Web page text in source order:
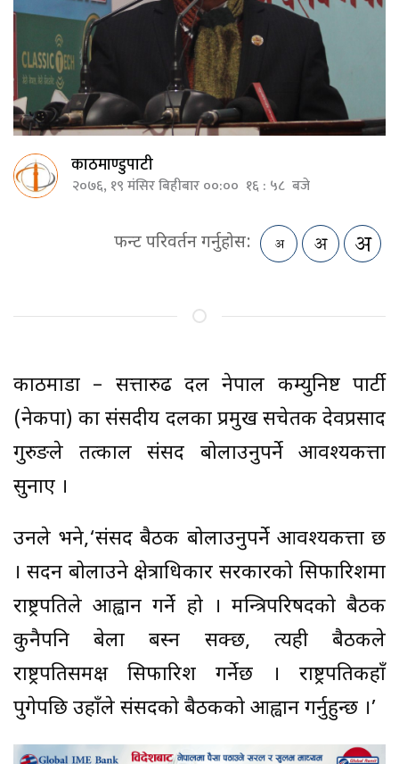
काठमाण्डुपाटी
२०७६, १९ मंसिर बिहीबार ००:०० १६ : ५८ बजे
फन्ट परिवर्तन गर्नुहोस:
काठमाडौं – सत्तारुढ दल नेपाल कम्युनिष्ट पार्टी
(नेकपा) का संसदीय दलका प्रमुख सचेतक देवप्रसाद
गुरुङले तत्काल संसद बोलाउनुपर्ने आवश्यकत्ता
सुनाए ।
उनले भने,‘संसद बैठक बोलाउनुपर्ने आवश्यकत्ता छ
। सदन बोलाउने क्षेत्राधिकार सरकारको सिफारिशमा
राष्ट्रपतिले आह्वान गर्ने हो । मन्त्रिपरिषदको बैठक
कुनैपनि बेला बस्न सक्छ, त्यही बैठकले
राष्ट्रपतिसमक्ष सिफारिश गर्नेछ । राष्ट्रपतिकहाँ
पुगेपछि उहाँले संसदको बैठकको आह्वान गर्नुहुन्छ ।’